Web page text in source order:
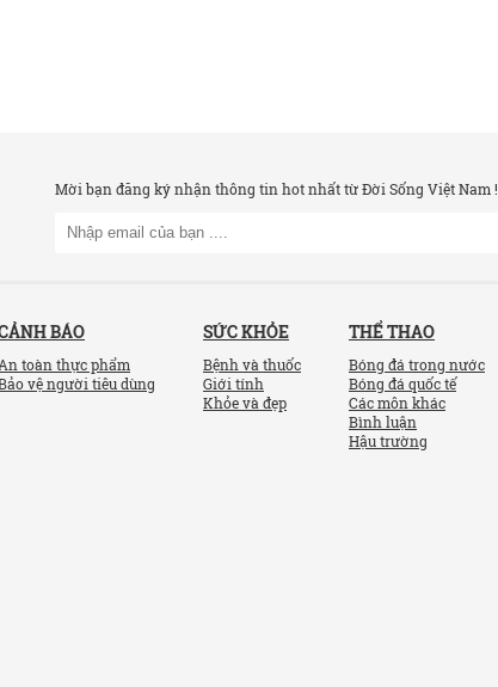
Mời bạn đăng ký nhận thông tin hot nhất từ Đời Sống Việt Nam !
BÁO
An toàn thực phẩm
vệ người tiêu dùng
SỨC KHỎE
Bệnh và thuốc
Giới tính
Khỏe và đẹp
THỂ THAO
Bóng đá trong nước
Bóng đá quốc tế
Các môn khác
Bình luận
Hậu trường